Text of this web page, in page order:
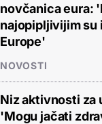
novčanica eura:
najopipljivijim su
Europe'
NOVOSTI
Niz aktivnosti za
'Mogu jačati